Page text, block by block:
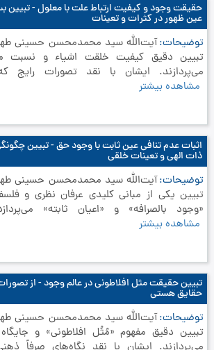
حقیقت وجود و کیفیت ارتباط علت با معلول - تبیین
عین ظهور در کثرات و تعینات
توضیحات آیت‌الله سید محمدمحسن حسینی
تبیین دقیق کیفیت خلقت اشیاء و نسبت
می‌پردازند. ایشان با نقد تصورات رایج
مشاهده بیشتر
اثبات عدم تنافی عین ثابت با وجود حق - تبیین
ذات الهی و تعینات خلقی
توضیحات آیت‌الله سید محمدمحسن حسینی
تبیین یکی از مبانی کلیدی عرفان نظری و
«وجود بالصرافه» و «اعیان ثابته»
مشاهده بیشتر
تبیین حقیقت مثل افلاطونی در عالم وجود - از
حقایق هستی
توضیحات آیت‌الله سید محمدمحسن حسینی
تبیین دقیق مفهوم «مُثُل افلاطونی» و